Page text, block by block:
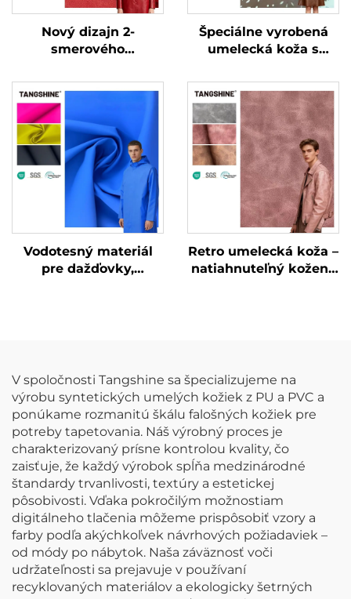
Nový dizajn 2-
smerového
materiálu pre
oblečenie, špeciálne
vyrobená umelecká
koža
Špeciálne vyrobená
umelecká koža s
štruktúrou pre
oblečenie a bundy
Vodotesný materiál
pre dažďovky,
Retro umelecká koža –
natiahnuteľný kožený
V spoločnosti Tangshine sa špecializujeme na
výrobu syntetických umelých kožiek z PU a PVC a
ponúkame rozmanitú škálu falošných kožiek pre
potreby tapetovania. Náš výrobný proces je
charakterizovaný prísne kontrolou kvality, čo
zaisťuje, že každý výrobok spĺňa medzinárodné
štandardy trvanlivosti, textúry a estetickej
pôsobivosti. Vďaka pokročilým možnostiam
digitálneho tlačenia môžeme prispôsobiť vzory a
farby podľa akýchkoľvek návrhových požiadaviek –
od módy po nábytok. Naša záväznosť voči
udržateľnosti sa prejavuje v používaní
recyklovaných materiálov a ekologicky šetrných